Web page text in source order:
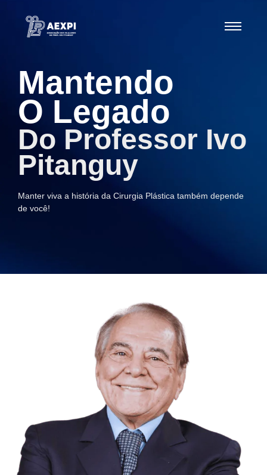
Mantendo
O Legado
Do Professor Ivo
Pitanguy
Manter viva a história da Cirurgia Plástica também depende
de você!